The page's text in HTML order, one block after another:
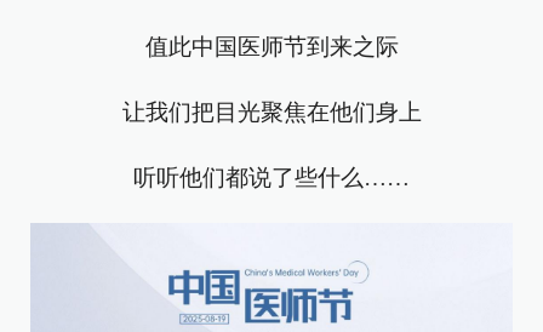
值此中国医师节到来之际
让我们把目光聚焦在他们身上
听听他们都说了些什么……